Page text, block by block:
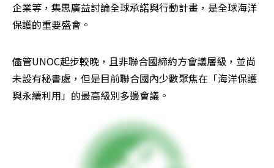
企業等，集思廣益討論全球承諾與行動計畫，是全球海洋
保護的重要盛會。
儘管UNOC起步較晚，且非聯合國締約方會議層級，並尚
未設有秘書處，但是目前聯合國內少數聚焦在「海洋保護
與永續利用」的最高級別多邊會議。